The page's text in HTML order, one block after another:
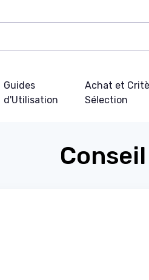
Guides
d'Utilisation
Achat et
Sélection